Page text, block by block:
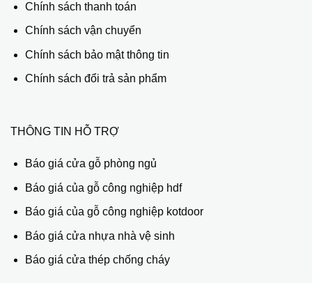
Chính sách thanh toán
Chính sách vận chuyển
Chính sách bảo mật thông tin
Chính sách đổi trả sản phẩm
THÔNG TIN HỖ TRỢ
Báo giá cửa gỗ phòng ngủ
Báo giá của gỗ công nghiệp hdf
Báo giá của gỗ công nghiệp kotdoor
Báo giá cửa nhựa nhà vệ sinh
Báo giá cửa thép chống cháy